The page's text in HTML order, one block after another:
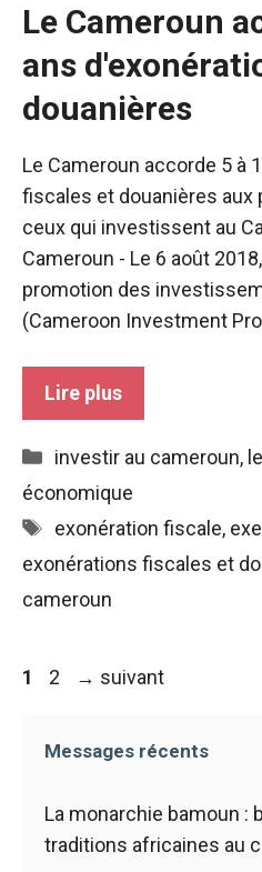
Le Cameroun
ans
douanières
Le Cameroun accorde 5 à
fiscales et douanières aux
ceux qui investissent au
Cameroun - Le 6 août
promotion des
(Cameroon Investment
Lire plus
Catégories
investir au cameroun,
économique
Étiquettes
exonération fiscale,
exonérations fiscales et
cameroun
Navigation
Page
1 Page
2 → suivant
Messages récents
La monarchie bamoun :
traditions africaines au